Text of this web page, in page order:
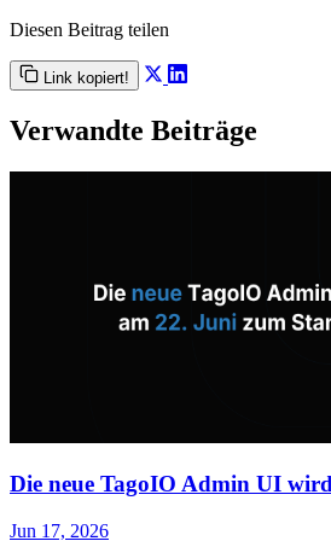
Diesen Beitrag teilen
Link kopiert!
Verwandte Beiträge
Die neue TagoIO Admin UI
Jun 17, 2026